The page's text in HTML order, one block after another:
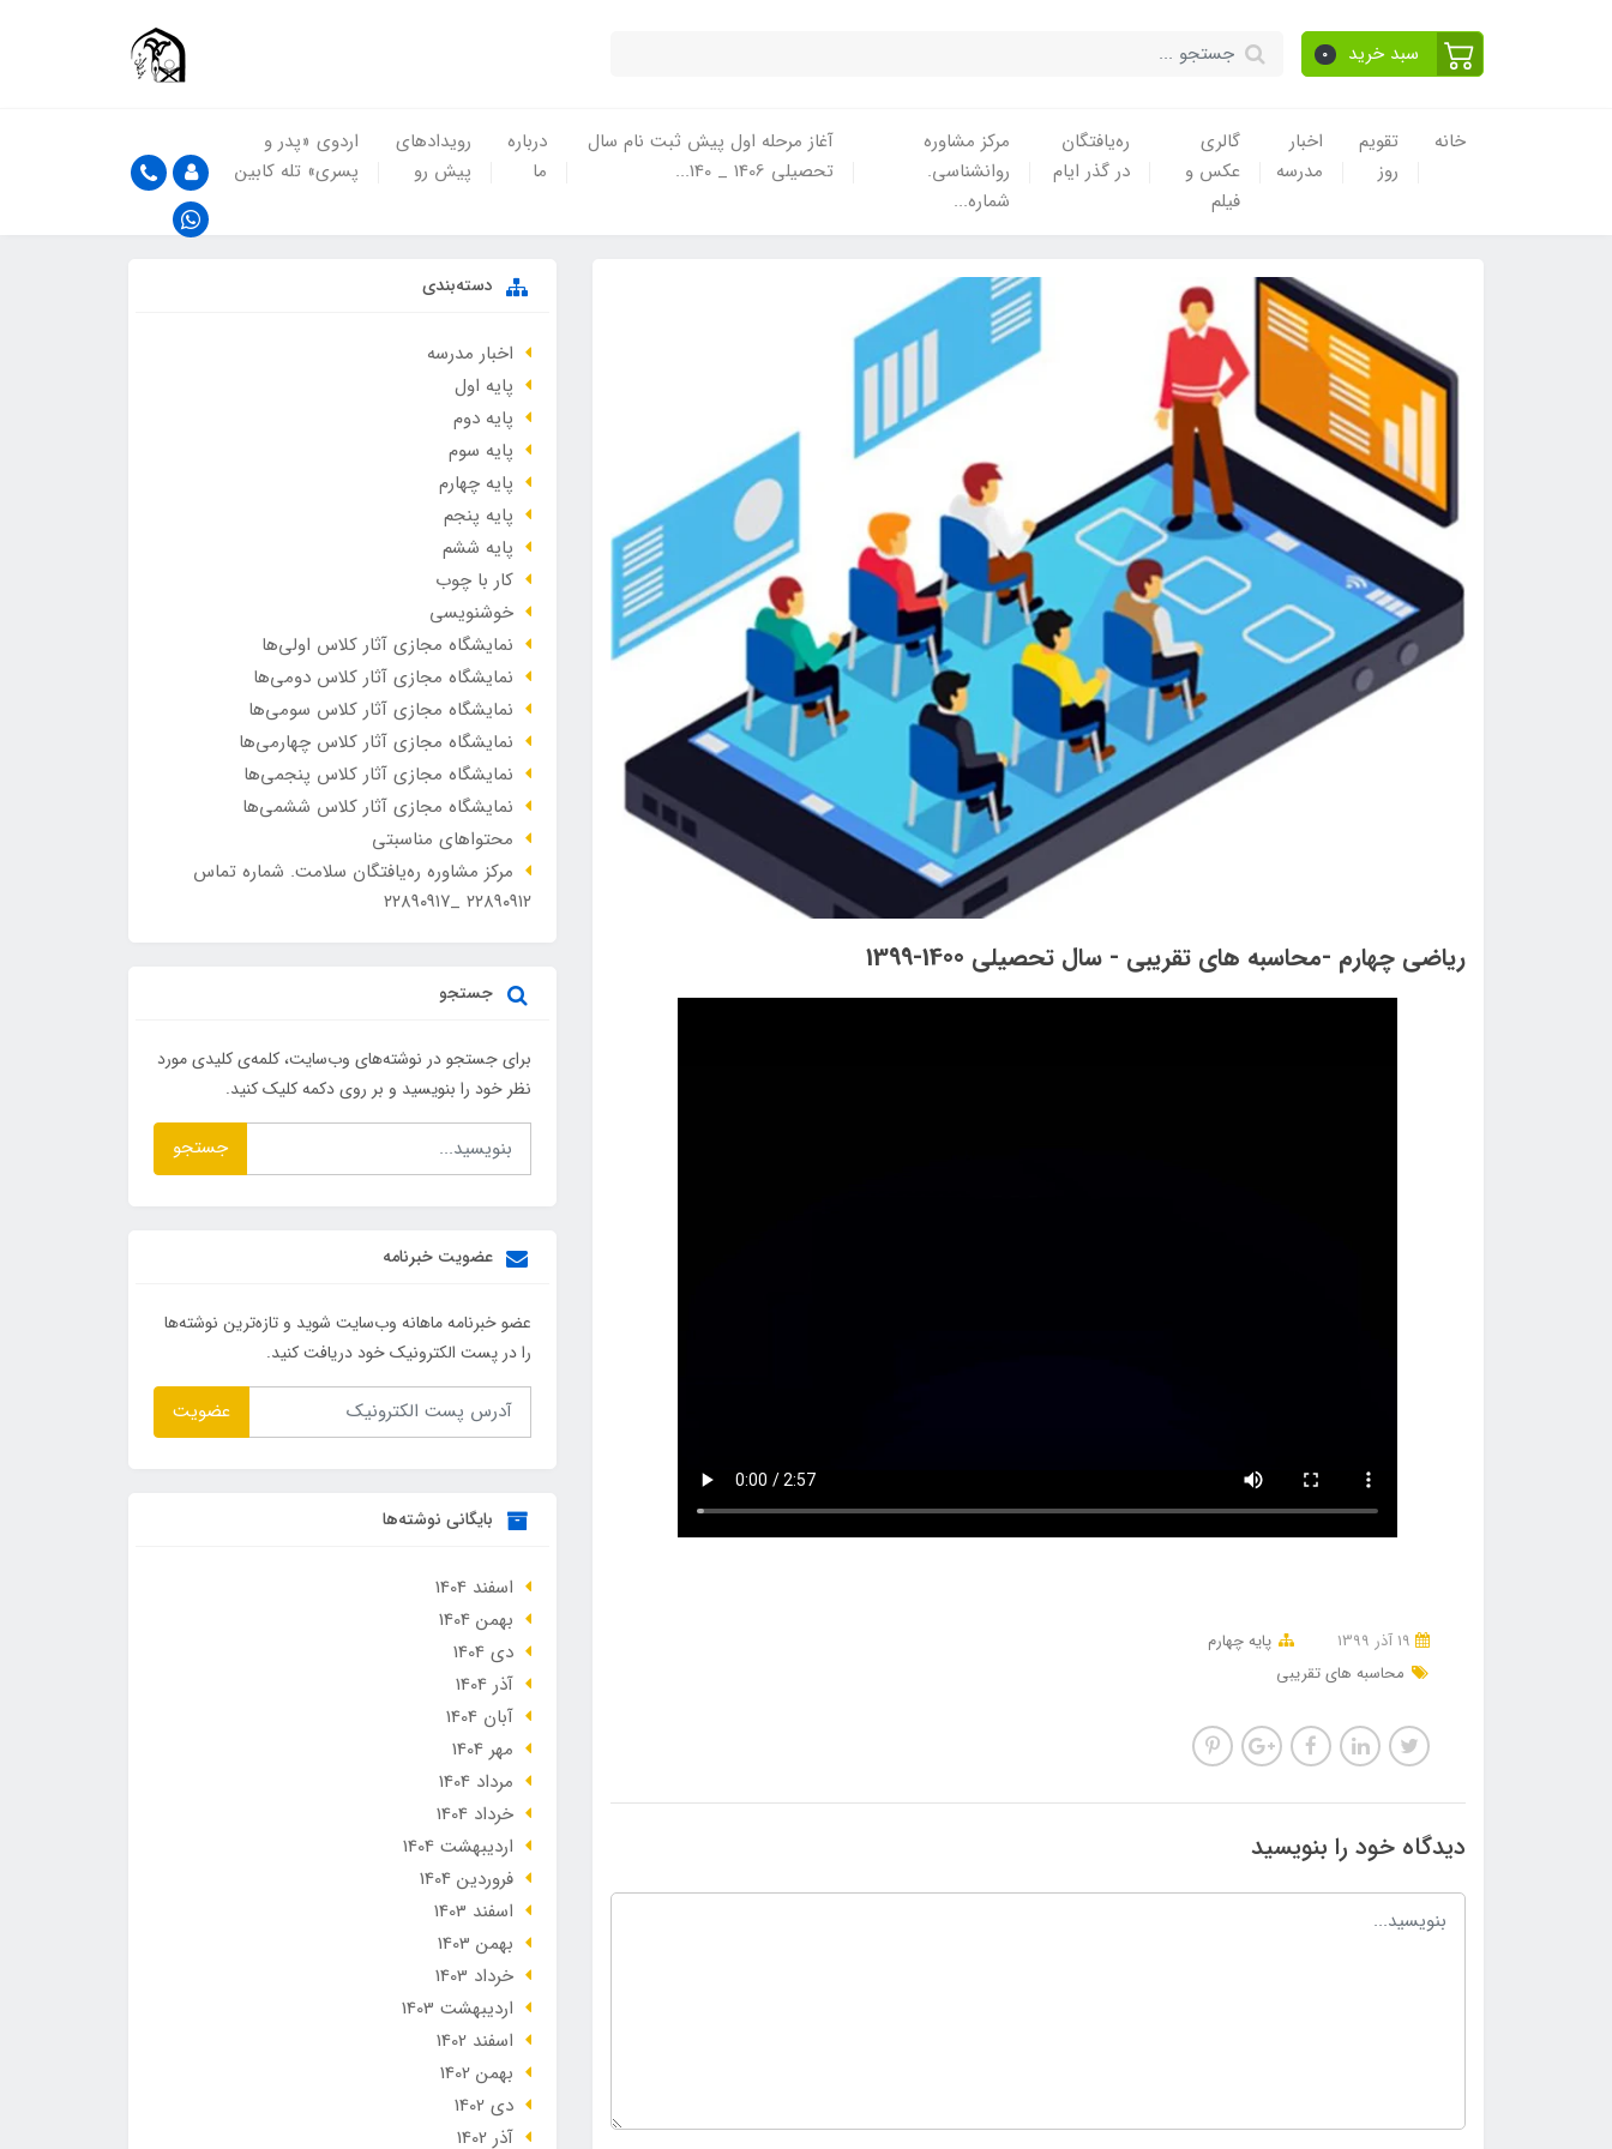
سبد خرید 0
خانه
تقویم
روز
اخبار
مدرسه
گالری
عکس و
فیلم
ره‌یافتگان
در گذر ایام
مرکز مشاوره
روانشناسی.
شماره...
آغاز مرحله اول پیش ثبت نام سال
تحصیلی 1406 _ 140...
درباره
ما
رویدادهای
پیش رو
اردوی «پدر و
پسری» تله کابین
ریاضی چهارم -محاسبه های تقریبی - سال تحصیلی 1400-1399
پایه چهارم
محاسبه های تقریبی
دیدگاه خود را بنویسید
دسته‌بندی
اخبار مدرسه
پایه اول
پایه دوم
پایه سوم
پایه چهارم
پایه پنجم
پایه ششم
کار با چوب
خوشنویسی
نمایشگاه مجازی آثار کلاس اولی‌ها
نمایشگاه مجازی آثار کلاس دومی‌ها
نمایشگاه مجازی آثار کلاس سومی‌ها
نمایشگاه مجازی آثار کلاس چهارمی‌ها
نمایشگاه مجازی آثار کلاس پنجمی‌ها
نمایشگاه مجازی آثار کلاس ششمی‌ها
محتواهای مناسبتی
مرکز مشاوره ره‌یافتگان سلامت. شماره تماس
۲۲۸۹۰۹۱۲ _۲۲۸۹۰۹۱۷
جستجو
برای جستجو در نوشته‌های وب‌سایت، کلمه‌ی کلیدی مورد
نظر خود را بنویسید و بر روی دکمه کلیک کنید.
جستجو
عضویت خبرنامه
عضو خبرنامه ماهانه وب‌سایت شوید و تازه‌ترین نوشته‌ها
را در پست الکترونیک خود دریافت کنید.
عضویت
بایگانی نوشته‌ها
اسفند 1404
بهمن 1404
دی 1404
آذر 1404
آبان 1404
مهر 1404
مرداد 1404
خرداد 1404
ارديبهشت 1404
فروردین 1404
اسفند 1403
بهمن 1403
خرداد 1403
ارديبهشت 1403
اسفند 1402
بهمن 1402
دی 1402
آذر 1402